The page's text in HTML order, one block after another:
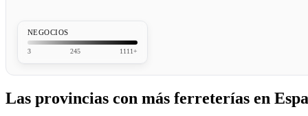
NEGOCIOS
3 245 1111+
Las provincias con más ferreterías en